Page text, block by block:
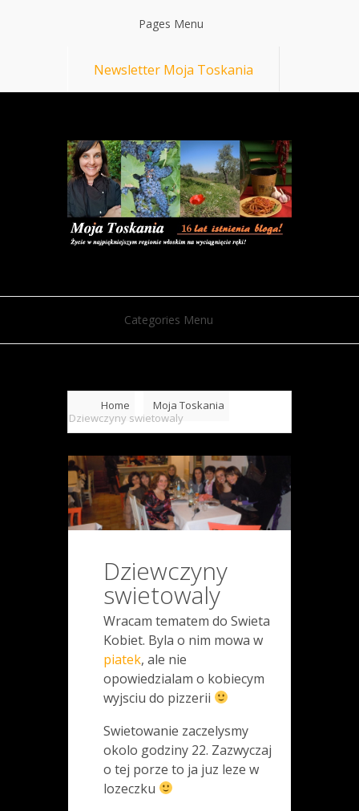
Pages Menu
Newsletter Moja Toskania
Categories Menu
Home
Moja Toskania
Dziewczyny swietowaly
Dziewczyny
swietowaly
Wracam tematem do Swieta
Kobiet. Byla o nim mowa w
piatek, ale nie
opowiedzialam o kobiecym
wyjsciu do pizzerii
Swietowanie zaczelysmy
okolo godziny 22. Zazwyczaj
o tej porze to ja juz leze w
lozeczku